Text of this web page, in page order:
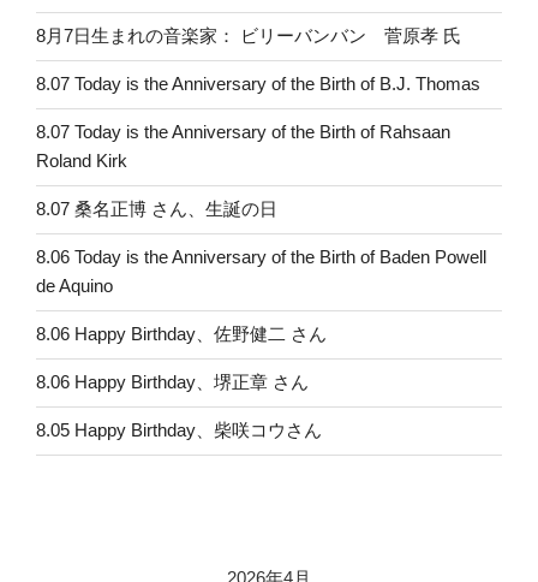
8月7日生まれの音楽家： ビリーバンバン 菅原孝 氏
8.07 Today is the Anniversary of the Birth of B.J. Thomas
8.07 Today is the Anniversary of the Birth of Rahsaan
Roland Kirk
8.07 桑名正博 さん、生誕の日
8.06 Today is the Anniversary of the Birth of Baden Powell
de Aquino
8.06 Happy Birthday、佐野健二 さん
8.06 Happy Birthday、堺正章 さん
8.05 Happy Birthday、柴咲コウさん
2026年4月